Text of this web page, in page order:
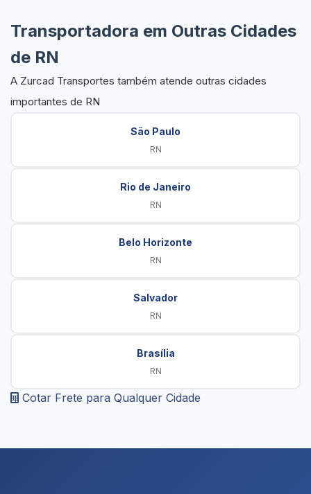
Transportadora em Outras Cidades
de RN
A Zurcad Transportes também atende outras cidades
importantes de RN
São Paulo
RN
Rio de Janeiro
RN
Belo Horizonte
RN
Salvador
RN
Brasília
RN
Cotar Frete para Qualquer Cidade